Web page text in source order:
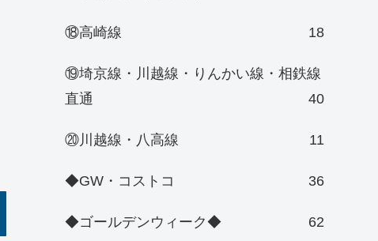
⑱高崎線 18
⑲埼京線・川越線・りんかい線・相鉄線
直通
40
⑳川越線・八高線 11
◆GW・コストコ 36
◆ゴールデンウィーク◆ 62